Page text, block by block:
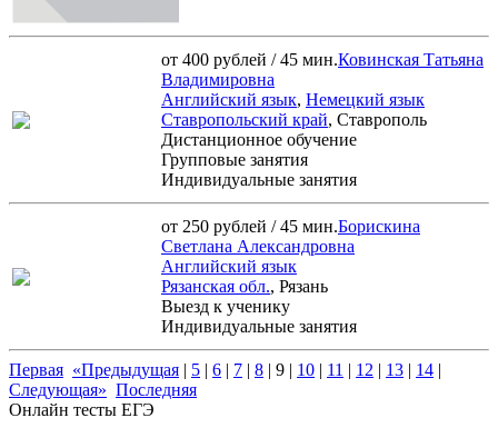
от 400 рублей / 45 мин.Ковинская Татьяна
Владимировна
Английский язык, Немецкий язык
Ставропольский край, Ставрополь
Дистанционное обучение
Групповые занятия
Индивидуальные занятия
от 250 рублей / 45 мин.Борискина
Светлана Александровна
Английский язык
Рязанская обл., Рязань
Выезд к ученику
Индивидуальные занятия
Первая «Предыдущая | 5 | 6 | 7 | 8 | 9 | 10 | 11 | 12 | 13 | 14 |
Следующая» Последняя
Онлайн тесты ЕГЭ